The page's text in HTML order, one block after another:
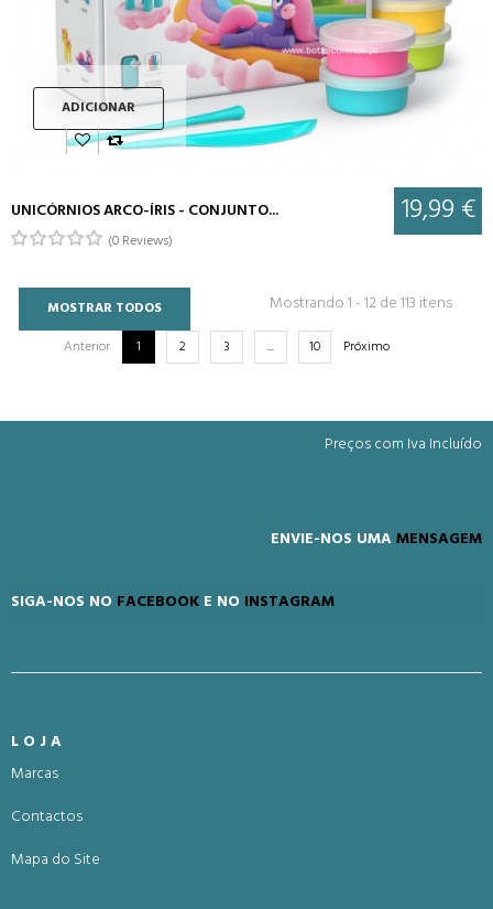
ADICIONAR
UNICÓRNIOS ARCO-ÍRIS - CONJUNTO... 19,99 €
(0 Reviews)
MOSTRAR TODOS Mostrando 1 - 12 de 113 itens
Anterior 1 2 3 ... 10 Próximo
Preços com Iva Incluído
ENVIE-NOS UMAMENSAGEM
SIGA-NOS NO FACEBOOK E NO INSTAGRAM
LOJA
Marcas
Contactos
Mapa do Site